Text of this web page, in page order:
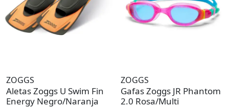
ZOGGS
Aletas Zoggs U Swim Fin
Energy Negro/Naranja
ZOGGS
Gafas Zoggs JR Phantom
2.0 Rosa/Multi